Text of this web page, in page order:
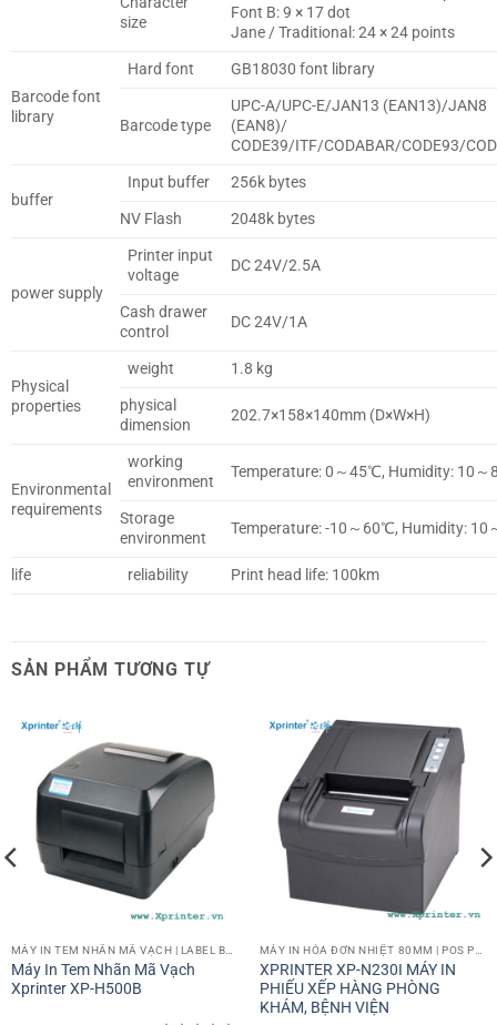
size
Font B: 9 × 17 dot
Jane / Traditional: 24 × 24 points
Barcode font
library
Hard font GB18030 font library
Barcode type
UPC-A/UPC-E/JAN13 (EAN13)/JAN8
(EAN8)/
CODE39/ITF/CODABAR/CODE93/
buffer
Input buffer
256k bytes
NV Flash
2048k bytes
power supply
Printer input
voltage
DC 24V/2.5A
Cash drawer
control
DC 24V/1A
Physical
properties
weight
1.8 kg
physical
dimension
202.7×158×140mm (D×W×H)
Environmental
requirements
working
environment
Temperature: 0～45℃, Humidity: 10～
Storage
environment
Temperature: -10～60℃, Humidity: 10
life reliability Print head life: 100km
SẢN PHẨM TƯƠNG TỰ
Máy In Tem Nhãn Mã Vạch
Xprinter XP-H500B
XPRINTER XP-N230I MÁY IN
PHIẾU XẾP HÀNG PHÒNG
KHÁM, BỆNH VIỆN